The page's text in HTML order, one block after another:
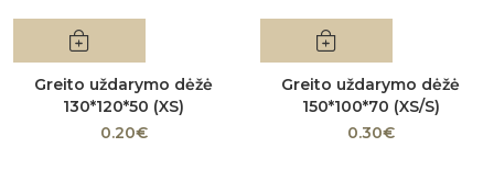
Greito uždarymo dėžė
130*120*50 (XS)
0.20€
Greito uždarymo dėžė
150*100*70 (XS/S)
0.30€